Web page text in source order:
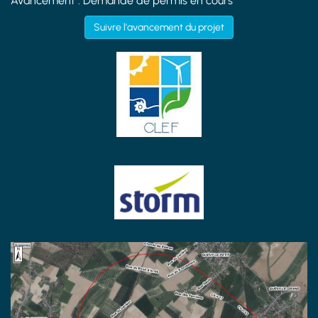
Suivre l'avancement du projet